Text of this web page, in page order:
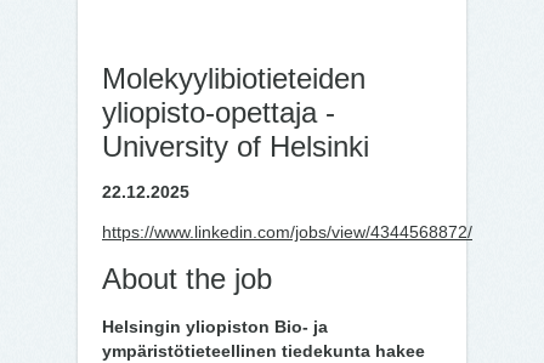
Molekyylibiotieteiden
yliopisto-opettaja -
University of Helsinki
22.12.2025
https://www.linkedin.com/jobs/view/4344568872/
About the job
Helsingin yliopiston Bio- ja
ympäristötieteellinen tiedekunta hakee